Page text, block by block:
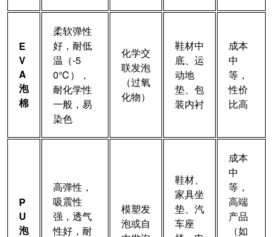
E
V
A
泡
棉
柔软弹性
好，耐低
温（-5
0℃），
耐化学性
一般，易
染色
化学交
联发泡
（过氧
化物）
鞋材中
底、运
动地
垫、包
装内衬
成本
中
等，
性价
比高
P
U
泡
高弹性，
吸震性
强，透气
性好，耐
模塑发
泡或自
鞋材、
家具坐
垫、汽
车座
成本
中
等，
高端
产品
（如